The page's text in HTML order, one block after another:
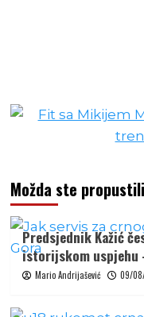
Možda ste
Predsjednik Kažić
istorijskom uspjehu
Mario Andrijašević 09/